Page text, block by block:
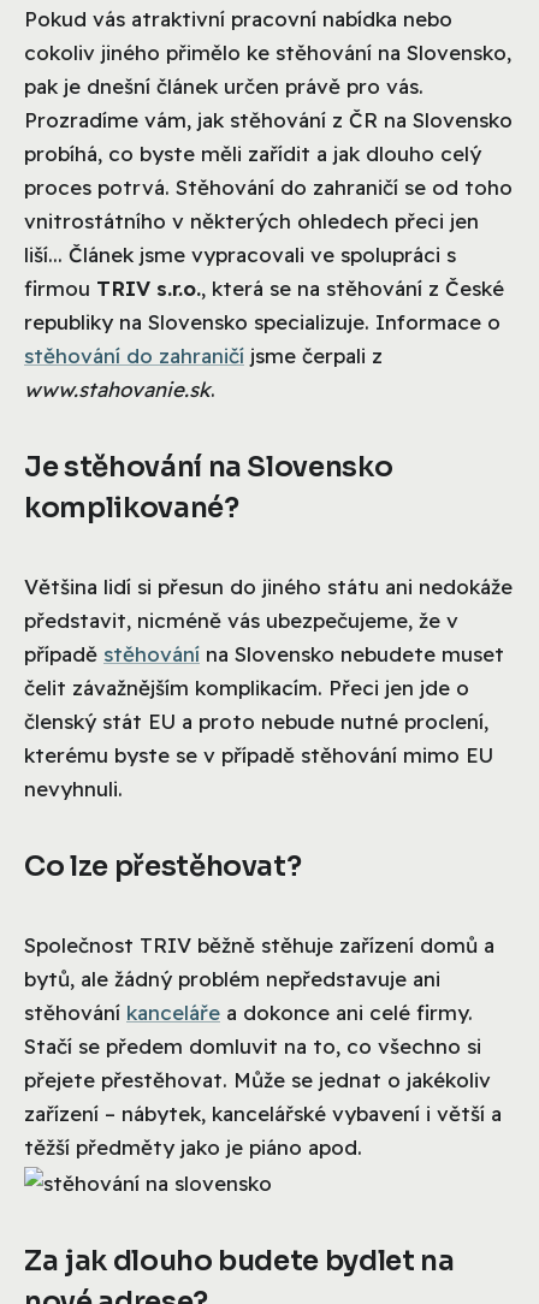
Pokud vás atraktivní pracovní nabídka nebo
cokoliv jiného přimělo ke stěhování na Slovensko,
pak je dnešní článek určen právě pro vás.
Prozradíme vám, jak stěhování z ČR na Slovensko
probíhá, co byste měli zařídit a jak dlouho celý
proces potrvá. Stěhování do zahraničí se od toho
vnitrostátního v některých ohledech přeci jen
liší... Článek jsme vypracovali ve spolupráci s
firmou TRIV s.r.o., která se na stěhování z České
republiky na Slovensko specializuje. Informace o
stěhování do zahraničí jsme čerpali z
www.stahovanie.sk.
Je stěhování na Slovensko
komplikované?
Většina lidí si přesun do jiného státu ani nedokáže
představit, nicméně vás ubezpečujeme, že v
případě stěhování na Slovensko nebudete muset
čelit závažnějším komplikacím. Přeci jen jde o
členský stát EU a proto nebude nutné proclení,
kterému byste se v případě stěhování mimo EU
nevyhnuli.
Co lze přestěhovat?
Společnost TRIV běžně stěhuje zařízení domů a
bytů, ale žádný problém nepředstavuje ani
stěhování kanceláře a dokonce ani celé firmy.
Stačí se předem domluvit na to, co všechno si
přejete přestěhovat. Může se jednat o jakékoliv
zařízení – nábytek, kancelářské vybavení i větší a
těžší předměty jako je piáno apod.
Za jak dlouho budete bydlet na